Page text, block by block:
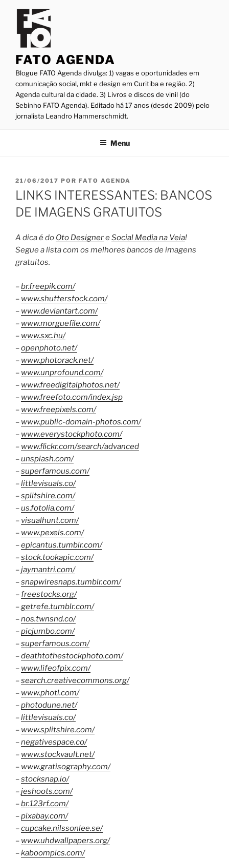
conteúdo
FATO AGENDA
Blogue FATO Agenda divulga: 1) vagas e oportunidades em
comunicação social, mkt e design em Curitiba e região. 2)
Agenda cultural da cidade. 3) Livros e discos de vinil (do
Sebinho FATO Agenda). Editado há 17 anos (desde 2009) pelo
jornalista Leandro Hammerschmidt.
Menu
PUBLICADO
EM
21/06/2017 POR FATO AGENDA
LINKS INTERESSANTES: BANCOS
DE IMAGENS GRATUITOS
A dica é do Oto DesignereSocial Media na Veia!
Segue alista com os melhores bancos de imagens
gratuitos.
–br.freepik.com/
– www.shutterstock.com/
– www.deviantart.com/
– www.morguefile.com/
– www.sxc.hu/
–openphoto.net/
– www.photorack.net/
– www.unprofound.com/
– www.freedigitalphotos.net/
– www.freefoto.com/index.jsp
– www.freepixels.com/
– www.public-domain-photos.com/
– www.everystockphoto.com/
– www.flickr.com/search/advanced
–unsplash.com/
–superfamous.com/
–littlevisuals.co/
–splitshire.com/
–us.fotolia.com/
– visualhunt.com/
– www.pexels.com/
–epicantus.tumblr.com/
–stock.tookapic.com/
–jaymantri.com/
–snapwiresnaps.tumblr.com/
–freestocks.org/
–getrefe.tumblr.com/
–nos.twnsnd.co/
–picjumbo.com/
–superfamous.com/
–deathtothestockphoto.com/
– www.lifeofpix.com/
–search.creativecommons.org/
– www.photl.com/
–photodune.net/
–littlevisuals.co/
– www.splitshire.com/
–negativespace.co/
– www.stockvault.net/
– www.gratisography.com/
–stocksnap.io/
–jeshoots.com/
–br.123rf.com/
–pixabay.com/
–cupcake.nilssonlee.se/
– www.uhdwallpapers.org/
–kaboompics.com/